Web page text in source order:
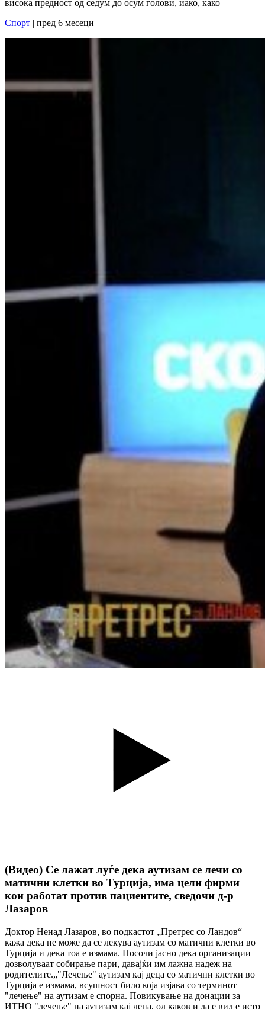
висока предност од седум до осум голови, иако, како
Спорт | пред 6 месеци
(Видео) Се лажат луѓе дека аутизам се лечи со
матични клетки во Турција, има цели фирми
кои работат против пациентите, сведочи д-р
Лазаров
Доктор Ненад Лазаров, во подкастот „Претрес со Ландов“
кажа дека не може да се лекува аутизам со матични клетки во
Турција и дека тоа е измама. Посочи јасно дека организации
дозволуваат собирање пари, давајќи им лажна надеж на
родителите.„"Лечење" аутизам кај деца со матични клетки во
Турција е измама, всушност било која изјава со терминот
"лечење" на аутизам е спорна. Повикување на донации за
ИТНО "лечење" на аутизам кај деца, од каков и да е вид е исто